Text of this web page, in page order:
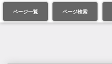
ページ一覧 ページ検索